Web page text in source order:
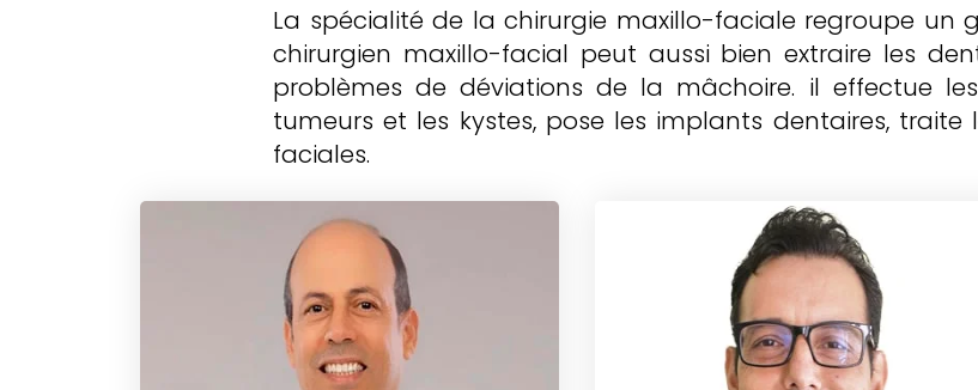
La spécialité de la chirurgie maxillo-faciale regroupe un
chirurgien maxillo-facial peut aussi bien extraire les
problèmes de déviations de la mâchoire. il effectue
tumeurs et les kystes, pose les implants dentaires,
faciales.